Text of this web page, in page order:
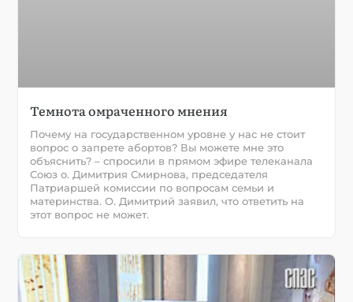
Темнота омраченного мнения
Почему на государственном уровне у нас не стоит
вопрос о запрете абортов? Вы можете мне это
объяснить? – спросили в прямом эфире телеканала
Союз о. Димитрия Смирнова, председателя
Патриаршей комиссии по вопросам семьи и
материнства. О. Димитрий заявил, что ответить на
этот вопрос не может.